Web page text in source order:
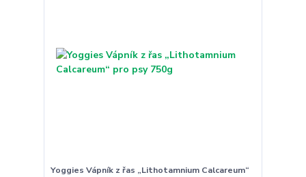
Yoggies Vápník z řas „Lithotamnium Calcareum“